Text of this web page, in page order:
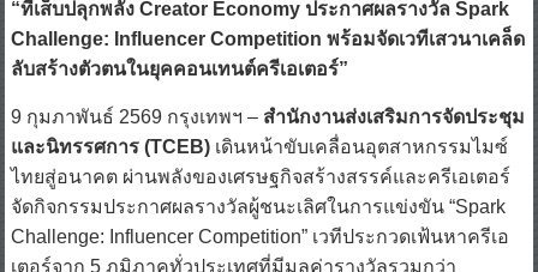
Challenge: Influencer Competition พร้อมจัดเวทีเสวนาเคล็ด
ลับสร้างตัวตนในยุคคอนเทนต์ครีเอเตอร์”
และนิทรรศการ (TCEB)เดินหน้าขับเคลื่อนอุตสาหกรรมไมซ์
ไทยสู่อนาคต ผ่านพลังของเศรษฐกิจสร้างสรรค์และครีเอเตอร์
จัดกิจกรรมประกาศผลรางวัลผู้ชนะเลิศในการแข่งขัน “Spark
Challenge: Influencer Competition” เวทีประกวดเฟ้นหาครีเอ
เตอร์จาก 5 ภูมิภาคทั่วประเทศที่มีมูลค่ารางวัลรวมกว่า